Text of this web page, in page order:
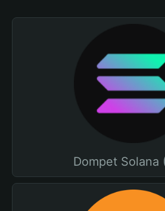
Dompet Solana